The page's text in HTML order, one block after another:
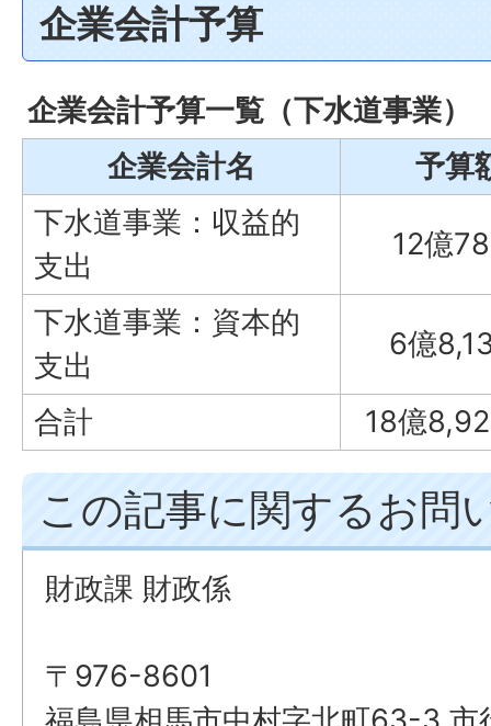
企業会計予算
企業会計予算一覧（下水道事業）
企業会計名
予算
下水道事業：収益的
支出
12億
下水道事業：資本的
支出
6億
合計 18億
この記事に関するお問
財政課 財政係
〒976-8601